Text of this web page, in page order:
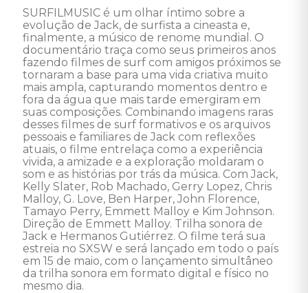
SURFILMUSIC é um olhar íntimo sobre a
evolução de Jack, de surfista a cineasta e,
finalmente, a músico de renome mundial. O
documentário traça como seus primeiros anos
fazendo filmes de surf com amigos próximos se
tornaram a base para uma vida criativa muito
mais ampla, capturando momentos dentro e
fora da água que mais tarde emergiram em
suas composições. Combinando imagens raras
desses filmes de surf formativos e os arquivos
pessoais e familiares de Jack com reflexões
atuais, o filme entrelaça como a experiência
vivida, a amizade e a exploração moldaram o
som e as histórias por trás da música. Com Jack,
Kelly Slater, Rob Machado, Gerry Lopez, Chris
Malloy, G. Love, Ben Harper, John Florence,
Tamayo Perry, Emmett Malloy e Kim Johnson.
Direção de Emmett Malloy. Trilha sonora de
Jack e Hermanos Gutiérrez. O filme terá sua
estreia no SXSW e será lançado em todo o país
em 15 de maio, com o lançamento simultâneo
da trilha sonora em formato digital e físico no
mesmo dia.